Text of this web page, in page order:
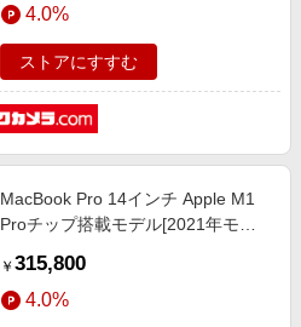
MDHA4J/A
4.0%
ストアにすすむ
MacBook Pro 14インチ Apple M1
Proチップ搭載モデル[2021年モデ
CPUと16コアGPU ]シルバー
MKGT3J/A
￥ 315,800
4.0%